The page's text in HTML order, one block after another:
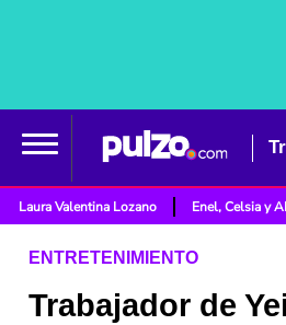
Laura Valentina Lozano Enel, Celsia y
ENTRETENIMIENTO
Trabajador de